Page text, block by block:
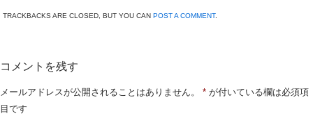
TRACKBACKS ARE CLOSED, BUT YOU CAN POST A COMMENT.
コメントを残す
メールアドレスが公開されることはありません。 * が付いている欄は必須項
目です